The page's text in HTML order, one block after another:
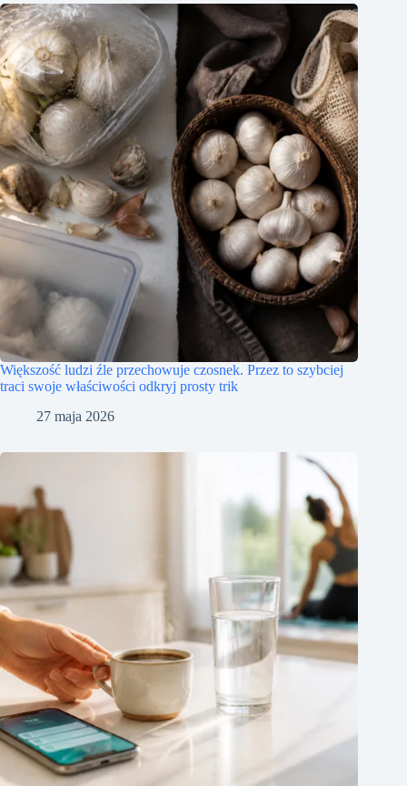
Większość ludzi źle przechowuje czosnek. Przez to szybciej
traci swoje właściwości odkryj prosty trik
27 maja 2026